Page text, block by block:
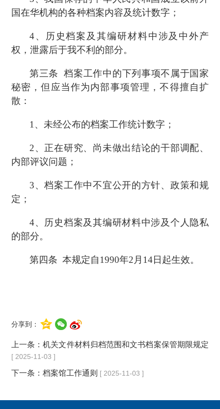
国在华机构的各种档案内容及统计数字；
4、历史档案及其编研材料中涉及中外产
权，泄露后于我不利的部分。
第三条
档案工作中的下列事项不属于国家
秘密，但应当作为内部事项管理，不得擅自扩
散：
1、未经公布的档案工作统计数字；
2、正在研究、尚未做出结论的干部调配、
内部评议问题；
3、档案工作中不宜公开的方针、政策和规
定；
4、历史档案及其编研材料中涉及个人隐私
的部分。
第四条 本规定自1990年2月14日起生效。
分享到：
上一条：机关文件材料归档范围和文书档案保管期限规定
[ 2025-11-03 ]
下一条： 档案馆工作通则 [ 2025-11-03 ]